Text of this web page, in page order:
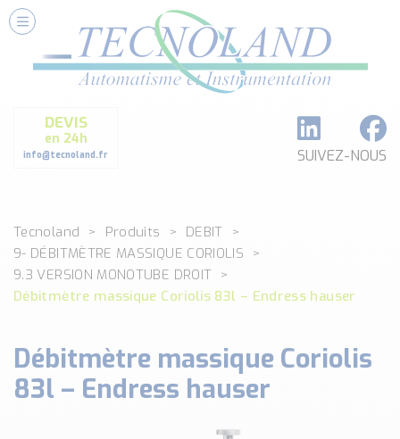
DEVIS
en 24h
info@tecnoland.fr SUIVEZ-NOUS
Nos Services
Conseils et Fourniture
Formation et Assistance
Architecture I-O Link multi fabricants
Classé par catégorie
DEBIT
DETECTION
ANALYSE PHYSICO-CHIMIQUE
ENREGISTREUR + ACQUISITION DE DONNEES
Voir toutes les catégories …
Tecnoland Produits
DEBIT
9- DÉBITMÈTRE MASSIQUE CORIOLIS
9.3 VERSION MONOTUBE DROIT
Débitmètre massique Coriolis 83l – Endress hauser
Débitmètre massique Coriolis
83l – Endress hauser